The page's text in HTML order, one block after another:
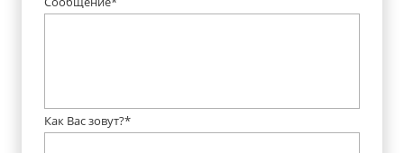
Как Вас зовут?*